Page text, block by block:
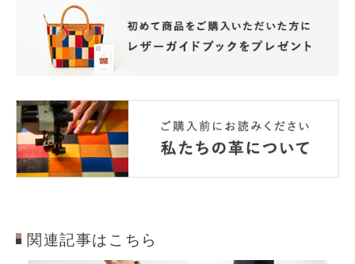
関連記事はこちら